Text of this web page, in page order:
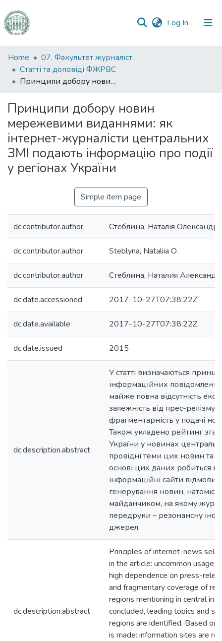
Log In (current)
Communities
&
Collections
Statistics
Home
07. Факультет журналістики, реклами та видавничої справи
Статті та доповіді ФЖРВС
Принципи добору новин мережевими виданнями: як інтернет-журналісти центральних ЗМІ подають інформацію про події у регіонах України
Принципи добору новин
мережевими виданнями: як
інтернет-журналісти центральних
ЗМІ подають інформацію про події
у регіонах України
Simple item page
dc.contributor.author Стеблина, Наталія
dc.contributor.author Steblyna, Nataliia O.
dc.contributor.author Стеблина, Наталия
dc.date.accessioned 2017-10-27T07:38:22Z
dc.date.available 2017-10-27T07:38:22Z
dc.date.issued 2015
dc.description.abstract
У статті визначаються
інформаційних повідомлень
майже повна відсутність
залежність від прес-релізму
фрагментарність у подачі
Також укладено рейтинг
України у новинах
провідні теми цих новин та
основі цих даних робиться
інформаційні сайти
генерування новин,
майданчиком, на якому
передруки – резонансну
джерел.
dc.description.abstract
Principles of internet-news
in the article: uncommon usage
high dependence on press-
and fragmentary coverage of
regions mentioning in central
concluded, leading topics and
regions are identified. Based on
is made: information sites are